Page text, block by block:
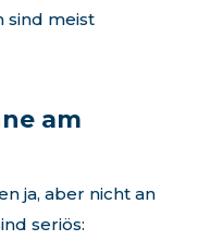
sind meist
am
ja, aber nicht an
seriös: